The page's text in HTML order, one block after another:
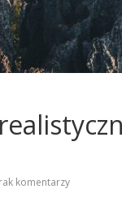
komentarzy